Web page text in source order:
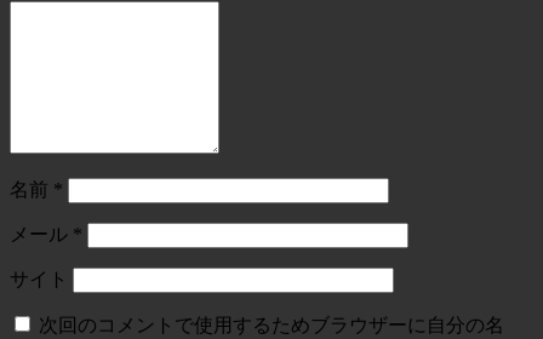
名前 *
メール *
サイト
次回のコメントで使用するためブラウザーに自分の名